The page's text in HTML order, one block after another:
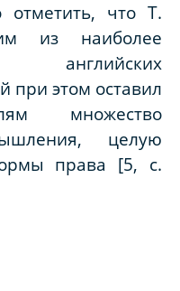
что Т.
из наиболее
при этом оставил
множество
целую
права [5, с.